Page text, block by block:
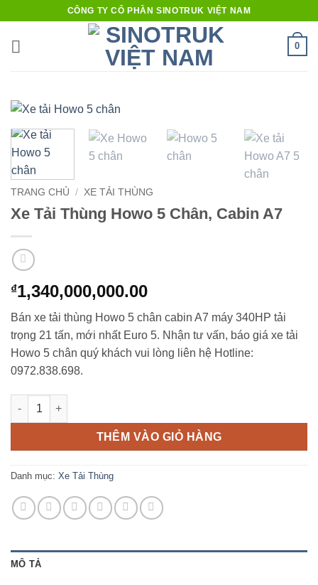
nội
CÔNG TY CỔ PHẦN SINOTRUK VIỆT NAM
0
TRANG CHỦ / XE TẢI THÙNG
Xe Tải Thùng Howo 5 Chân, Cabin A7
₫1,340,000,000.00
Bán xe tải thùng Howo 5 chân cabin A7 máy 340HP tải
trọng 21 tấn, mới nhất Euro 5. Nhận tư vấn, báo giá xe tải
Howo 5 chân quý khách vui lòng liên hệ Hotline:
0972.838.698.
Xe Tải Thùng Howo 5 Chân, Cabin A7 số lượng
THÊM VÀO GIỎ HÀNG
Danh mục: Xe Tải Thùng
MÔ TẢ